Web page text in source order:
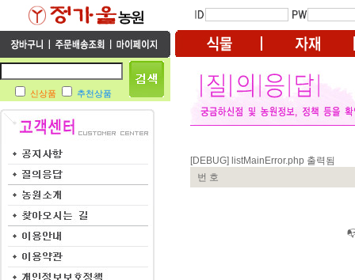
신상품 추천상품
[DEBUG] listMainError.php 출력됨
번 호